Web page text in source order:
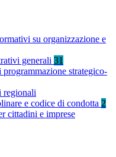
su organizzazione e
generali 31
strategico-
regionali
e codice di condotta 2
cittadini e imprese